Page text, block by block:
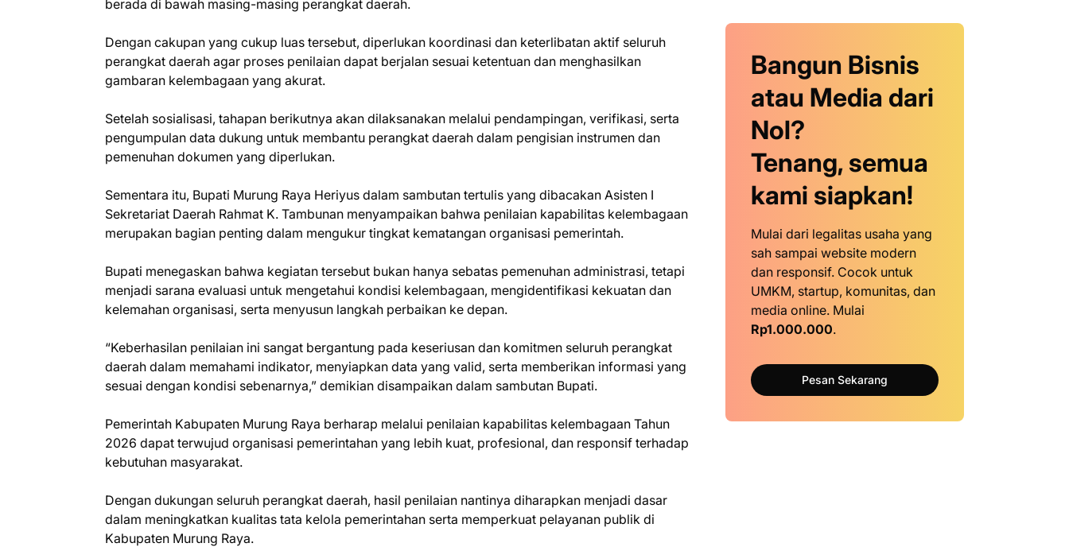
berada di bawah masing-masing perangkat daerah.
Dengan cakupan yang cukup luas tersebut, diperlukan koordinasi dan keterlibatan aktif seluruh
perangkat daerah agar proses penilaian dapat berjalan sesuai ketentuan dan menghasilkan
gambaran kelembagaan yang akurat.
Setelah sosialisasi, tahapan berikutnya akan dilaksanakan melalui pendampingan, verifikasi, serta
pengumpulan data dukung untuk membantu perangkat daerah dalam pengisian instrumen dan
pemenuhan dokumen yang diperlukan.
Sementara itu, Bupati Murung Raya Heriyus dalam sambutan tertulis yang dibacakan Asisten I
Sekretariat Daerah Rahmat K. Tambunan menyampaikan bahwa penilaian kapabilitas kelembagaan
merupakan bagian penting dalam mengukur tingkat kematangan organisasi pemerintah.
Bupati menegaskan bahwa kegiatan tersebut bukan hanya sebatas pemenuhan administrasi, tetapi
menjadi sarana evaluasi untuk mengetahui kondisi kelembagaan, mengidentifikasi kekuatan dan
kelemahan organisasi, serta menyusun langkah perbaikan ke depan.
“Keberhasilan penilaian ini sangat bergantung pada keseriusan dan komitmen seluruh perangkat
daerah dalam memahami indikator, menyiapkan data yang valid, serta memberikan informasi yang
sesuai dengan kondisi sebenarnya,” demikian disampaikan dalam sambutan Bupati.
Pemerintah Kabupaten Murung Raya berharap melalui penilaian kapabilitas kelembagaan Tahun
2026 dapat terwujud organisasi pemerintahan yang lebih kuat, profesional, dan responsif terhadap
kebutuhan masyarakat.
Dengan dukungan seluruh perangkat daerah, hasil penilaian nantinya diharapkan menjadi dasar
dalam meningkatkan kualitas tata kelola pemerintahan serta memperkuat pelayanan publik di
Kabupaten Murung Raya.
Bangun Bisnis
atau Media dari
Nol?
Tenang, semua
kami siapkan!
Mulai dari legalitas usaha yang
sah sampai website modern
dan responsif. Cocok untuk
UMKM, startup, komunitas, dan
media online. Mulai
Rp1.000.000.
Pesan Sekarang